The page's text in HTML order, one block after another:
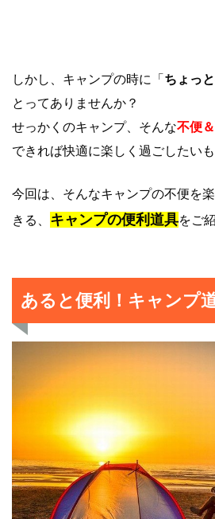
しかし、キャンプの時に「 ちょっ
とってありませんか？
せっかくのキャンプ、そんな不便
できれば快適に楽しく過ごしたいも
今回は、そんなキャンプの不便を
きる、 キャンプの便利道具をご
あると便利！キャンプ